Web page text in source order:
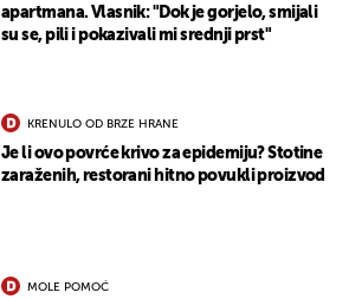
apartmana. Vlasnik: "Dok je gorjelo, smijali
su se, pili i pokazivali mi srednji prst"
KRENULO OD BRZE HRANE
Je li ovo povrće krivo za epidemiju? Stotine
zaraženih, restorani hitno povukli proizvod
MOLE POMOĆ